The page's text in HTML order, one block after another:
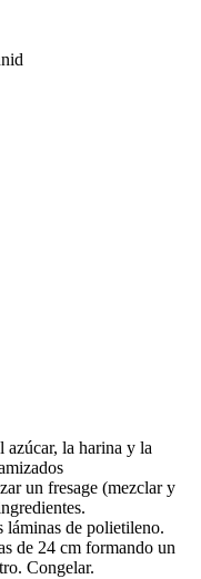
azúcar, la harina y la
un fresage (mezclar y
láminas de polietileno.
de 24 cm formando un
Congelar.